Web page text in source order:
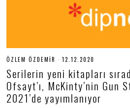
ÖZLEM ÖZDEMIR 12.12.2020
.
2
.
2
Serilerin yeni kitapları
Ofsayt’ı, McKinty’nin Gun
2021’de yayımlanıyor